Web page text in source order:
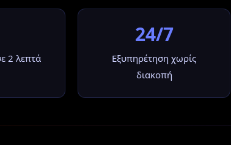
2 λεπτά
24/7
Εξυπηρέτηση χωρίς
διακοπή